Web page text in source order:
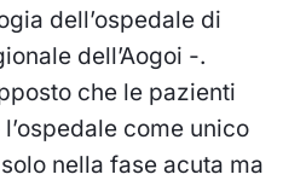
dell’ospedale di
dell’Aogoi -.
che le pazienti
come unico
nella fase acuta ma